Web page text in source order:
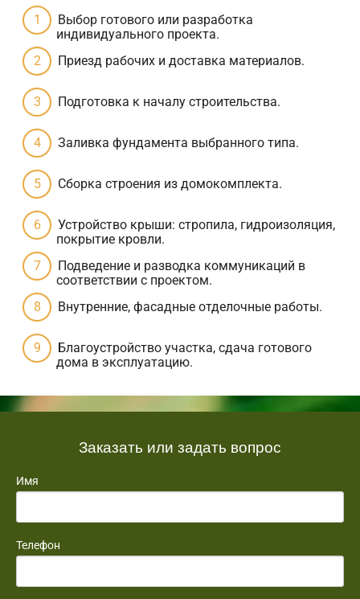
Выбор готового или разработка
индивидуального проекта.
Приезд рабочих и доставка материалов.
Подготовка к началу строительства.
Заливка фундамента выбранного типа.
Сборка строения из домокомплекта.
Устройство крыши: стропила, гидроизоляция,
покрытие кровли.
Подведение и разводка коммуникаций в
соответствии с проектом.
Внутренние, фасадные отделочные работы.
Благоустройство участка, сдача готового
дома в эксплуатацию.
Заказать или задать вопрос
Имя
Телефон